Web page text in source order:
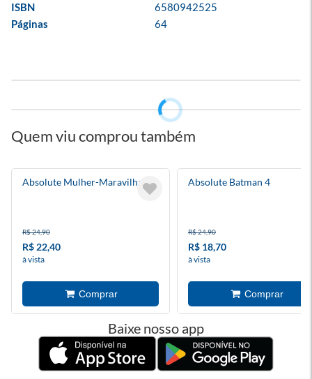
ISBN
6580942525
Páginas
64
Quem viu comprou também
Absolute Mulher-Maravilha 5
R$ 24,90
R$ 22,40
à vista
Absolute Batman 4
R$ 24,90
R$ 18,70
à vista
Baixe nosso app